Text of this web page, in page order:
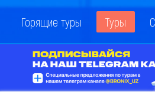
Горящие туры Туры